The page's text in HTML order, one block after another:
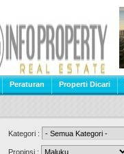
Peraturan Properti Dicari
Kategori :
Propinsi :